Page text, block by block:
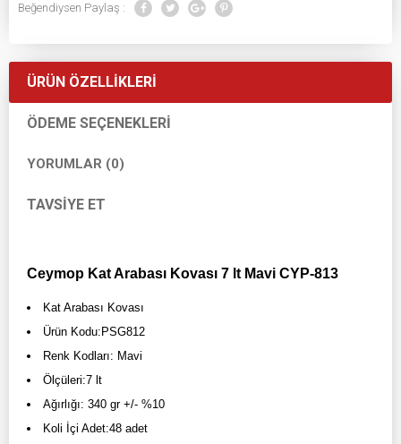
Beğendiysen Paylaş :
ÜRÜN ÖZELLIKLERI
ÖDEME SEÇENEKLERI
YORUMLAR (0)
TAVSIYE ET
Ceymop Kat Arabası Kovası 7 lt Mavi CYP-813
Kat Arabası Kovası
Ürün Kodu:PSG812
Renk Kodları: Mavi
Ölçüleri:7 lt
Ağırlığı: 340 gr +/- %10
Koli İçi Adet:48 adet